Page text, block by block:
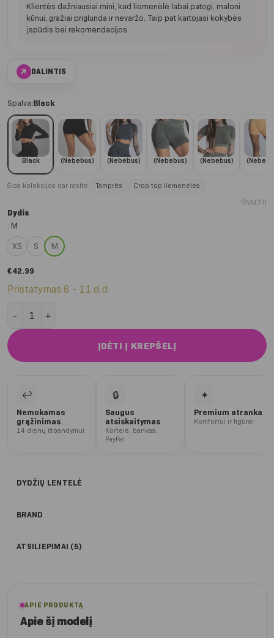
Klientės dažniausiai mini, kad liemenėlė labai patogi, maloni
kūnui, gražiai priglunda ir nevaržo. Taip pat kartojasi kokybės
įspūdis bei rekomendacijos.
↗ DALINTIS
Spalva:Black
Black (Nebebus) (Nebebus) (Nebebus) (Nebebus)
Šios kolekcijos dar rasite: Tamprės Crop top liemenėlės
Dydis
: M
XS S M
IŠVALYTI
€42.99
Pristatymas 6 - 11 d.d.
ĮDĖTI Į KREPŠELĮ
↩
Nemokamas
grąžinimas
14 dienų išbandymui
🔒
Saugus
atsiskaitymas
Kortelė, bankas,
PayPal
✦
Premium atranka
Komfortui ir figūrai
DYDŽIŲ LENTELĖ
BRAND
ATSILIEPIMAI (5)
APIE PRODUKTĄ
Apie šį modelį